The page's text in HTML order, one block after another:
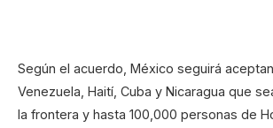
Según el acuerdo, México seguirá
Venezuela, Haití, Cuba y Nicaragua que
la frontera y hasta 100,000 personas de